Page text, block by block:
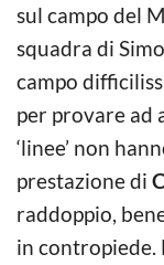
sul campo del
squadra di
campo
per provare ad
‘linee’ non
prestazione di
raddoppio,
in contropiede.